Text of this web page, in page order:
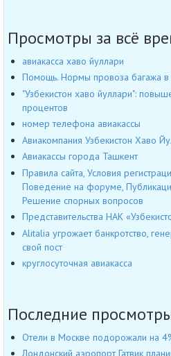
Просмотры за всё
авиакасса хаво йуллари
Помощь. Нормы провоза багажа в
"Узбекистон хаво йуллари":
процентов
номер телефона авиакассы
Авиакомпания Узбекистон Хаво
Авиакассы города Ташкент
Правила сайта, Условия
Поведение на форуме,
Решение спорных вопросов
Представительства НАК
Alitalia угрожает банкротство,
свой пост
круглосуточная авиакасса
Последние
Отели в Москве подорожали на
Лондонский аэропорт Гатвик